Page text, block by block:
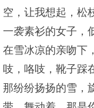
空，让我想起，松
一袭素衫的女子，
在雪冰凉的亲吻下
吱，咯吱，靴子踩
那纷纷扬扬的雪，